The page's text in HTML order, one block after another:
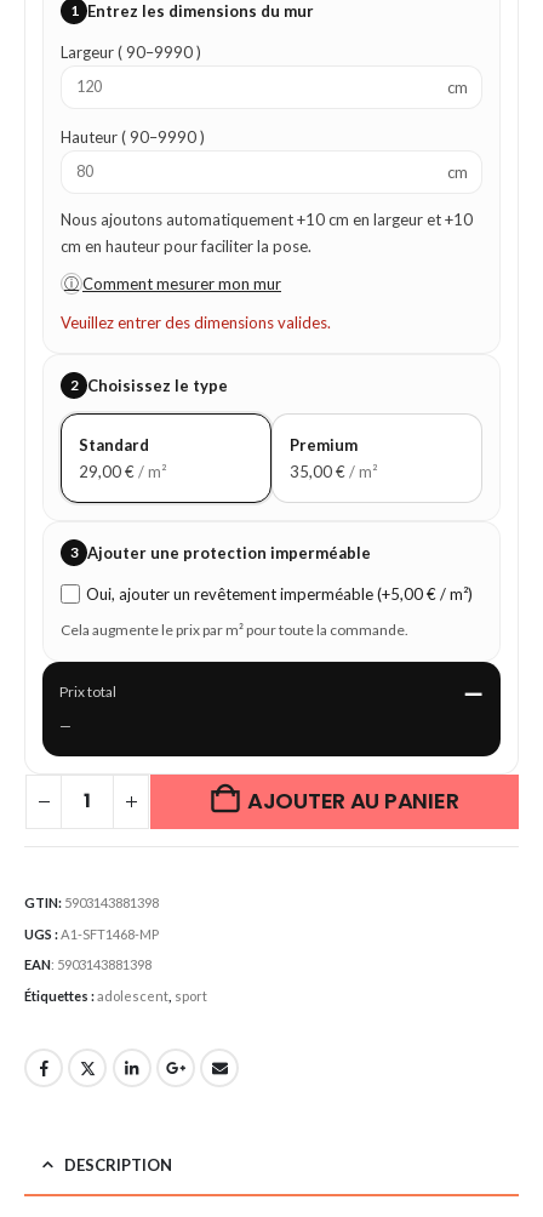
1 Entrez les dimensions du mur
Largeur ( 90–9990 )
cm
Hauteur ( 90–9990 )
cm
Nous ajoutons automatiquement +10 cm en largeur et +10
cm en hauteur pour faciliter la pose.
ⓘ Comment mesurer mon mur
Veuillez entrer des dimensions valides.
2 Choisissez le type
Standard
29,00€/ m²
Premium
35,00€/ m²
3 Ajouter une protection imperméable
Oui, ajouter un revêtement imperméable (+5,00 € / m²)
Cela augmente le prix par m² pour toute la commande.
Prix total —
—
AJOUTER AU PANIER
GTIN: 5903143881398
UGS :A1-SFT1468-MP
EAN: 5903143881398
Étiquettes :adolescent sport
DESCRIPTION